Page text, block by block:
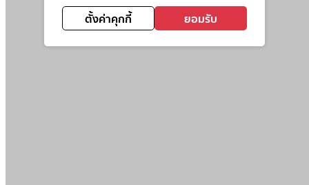
ตั้งค่าคุกกี้ ยอมรับ